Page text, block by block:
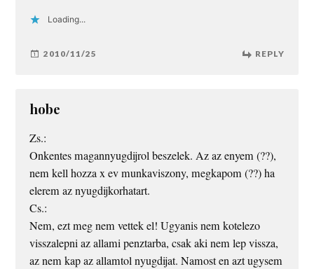
Loading...
2010/11/25 REPLY
hobe
Zs.:
Onkentes magannyugdijrol beszelek. Az az enyem (??),
nem kell hozza x ev munkaviszony, megkapom (??) ha
elerem az nyugdijkorhatart.
Cs.:
Nem, ezt meg nem vettek el! Ugyanis nem kotelezo
visszalepni az allami penztarba, csak aki nem lep vissza,
az nem kap az allamtol nyugdijat. Namost en azt ugysem